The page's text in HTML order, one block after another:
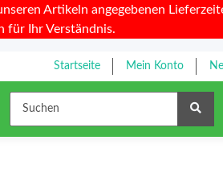
Artikeln angegebenen
für Ihr Verständnis.
Startseite Mein Konto
Toner